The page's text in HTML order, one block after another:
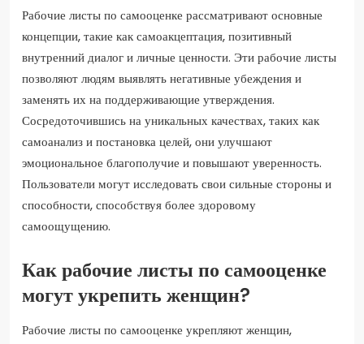
Рабочие листы по самооценке рассматривают основные
концепции, такие как самоакцептация, позитивный
внутренний диалог и личные ценности. Эти рабочие листы
позволяют людям выявлять негативные убеждения и
заменять их на поддерживающие утверждения.
Сосредоточившись на уникальных качествах, таких как
самоанализ и постановка целей, они улучшают
эмоциональное благополучие и повышают уверенность.
Пользователи могут исследовать свои сильные стороны и
способности, способствуя более здоровому
самоощущению.
Как рабочие листы по самооценке
могут укрепить женщин?
Рабочие листы по самооценке укрепляют женщин,